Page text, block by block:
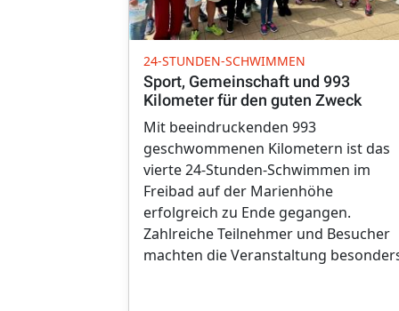
24-STUNDEN-SCHWIMMEN
Sport, Gemeinschaft und 993
Kilometer für den guten Zweck
Mit beeindruckenden 993
geschwommenen Kilometern ist das
vierte 24-Stunden-Schwimmen im
Freibad auf der Marienhöhe
erfolgreich zu Ende gegangen.
Zahlreiche Teilnehmer und Besucher
machten die Veranstaltung